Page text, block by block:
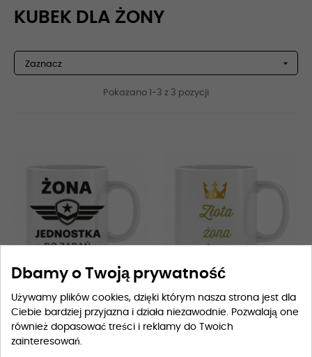
KUBEK DLA ŻONY
Zaznacz 
Pokazano 1-3 z 3 pozycji
Kubek dla żony (Żona...
59,90 zł
Kubek dla żony (Złota żona)
59,90 zł
Dbamy o Twoją prywatność
Używamy plików cookies, dzięki którym nasza strona jest dla
Ciebie bardziej przyjazna i działa niezawodnie. Pozwalają one
również dopasować treści i reklamy do Twoich
zainteresowań.